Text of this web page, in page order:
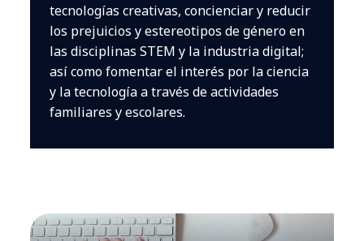
tecnologías creativas, concienciar y reducir
los prejuicios y estereotipos de género en
las disciplinas STEM y la industria digital;
así como fomentar el interés por la ciencia
y la tecnología a través de actividades
familiares y escolares.